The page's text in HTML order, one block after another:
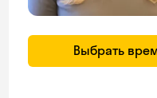
Выбрать